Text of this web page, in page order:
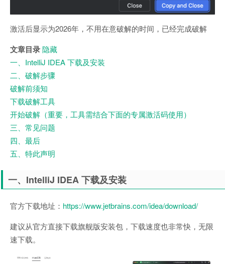
激活后显示为2026年，不用在意破解的时间，已经完成破解
文章目录隐藏
一、IntelliJ IDEA 下载及安装
二、破解步骤
破解前须知
下载破解工具
开始破解（重要，工具需结合下面的专属激活码使用）
三、常见问题
四、最后
五、特此声明
一、IntelliJ IDEA 下载及安装
官方下载地址： https://www.jetbrains.com/idea/download/
建议从官方直接下载旗舰版安装包，下载速度也非常快，无限
速下载。